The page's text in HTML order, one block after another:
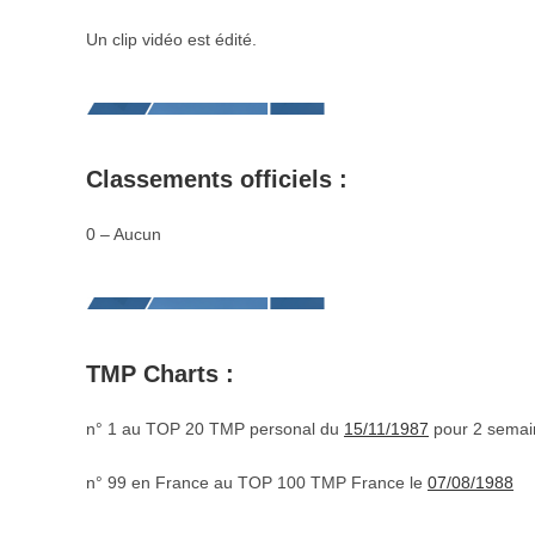
Un clip vidéo est édité.
Classements officiels :
0 – Aucun
TMP Charts :
n° 1 au TOP 20 TMP personal du 15/11/1987 pour 2
n° 99 en France au TOP 100 TMP France le 07/08/1988